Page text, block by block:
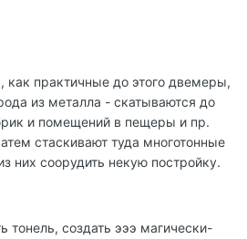
как практичные до этого двемеры,
из металла - скатываются до
и помещений в пещеры и пр.
стаскивают туда многотонные
них соорудить некую постройку.
тонель, создать эээ магически-